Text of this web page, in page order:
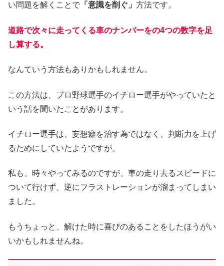
い問題を解くことで 「意識を削ぐ」 方法です。
道路で次々に走ってくる車のナンバーをの4つの数字を足
し算する。
なんていう方法もありかもしれません。
この方法は、プロ野球選手のイチロー選手がやっていたと
いう話を聞いたことがあります。
イチロー選手は、妄想癖を治す為ではなく、判断力を上げ
るためにしていたようですが。
私も、時々やってみるのですが、車の走り去るスピードに
ついて行けず、逆にフラストレーションが溜まってしまい
ました。
もうちょっと、解けた時に喜びのあることをしたほうがい
いかもしれませんね。